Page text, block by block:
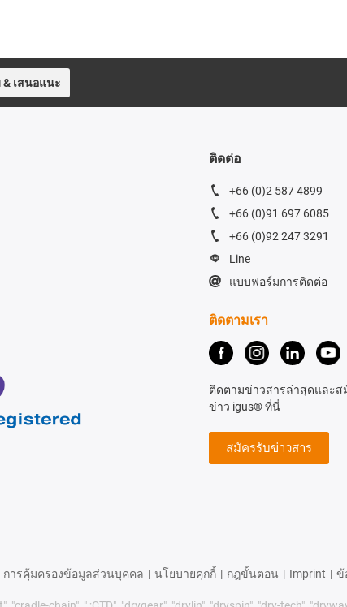
เสนอแนะ
ติดต่อ
+66 (0)2 587 4899
+66 (0)91 697 6085
+66 (0)92 247 3291
Line
แบบฟอร์มการติดต่อ
ติดตามเรา
ติดตามข่าวสารล่าสุดและส
ข่าว igus® ที่นี่
สมัครรับข่าวสาร
การคุ้มครองข้อมูลส่วนบุคคล | นโยบายคุกกี้ | กฎขั้นตอน | Imprint | ข้